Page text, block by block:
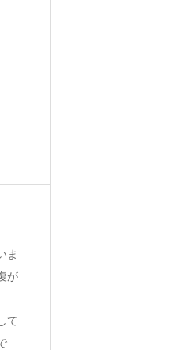
ま
が
て